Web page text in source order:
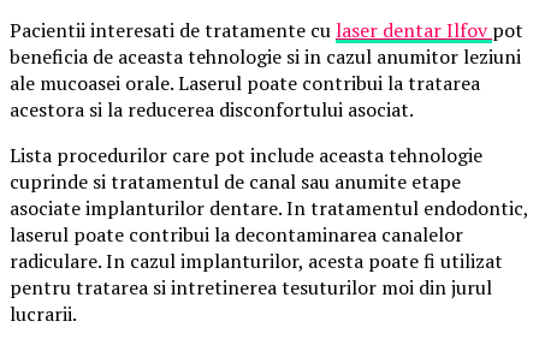
Pacientii interesati de tratamente culaser dentar Ilfovpot
beneficia de aceasta tehnologie si in cazul anumitor leziuni
ale mucoasei orale. Laserul poate contribui la tratarea
acestora si la reducerea disconfortului asociat.
Lista procedurilor care pot include aceasta tehnologie
cuprinde si tratamentul de canal sau anumite etape
asociate implanturilor dentare. In tratamentul endodontic,
laserul poate contribui la decontaminarea canalelor
radiculare. In cazul implanturilor, acesta poate fi utilizat
pentru tratarea si intretinerea tesuturilor moi din jurul
lucrarii.